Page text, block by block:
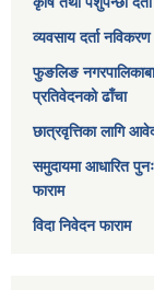
व्यवसाय दर्ता
फुङलिङ
प्रतिवेदनको ढाँचा
छात्रवृत्तिका लागि
समुदायमा आधारित
फाराम
विदा निवेदन फाराम